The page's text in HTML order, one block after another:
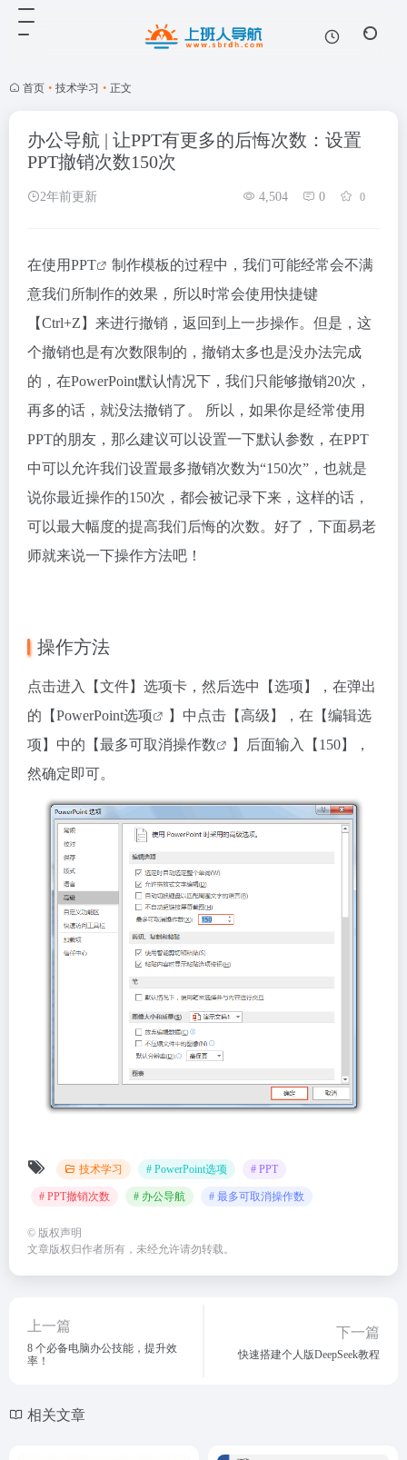
首页 • 技术学习 • 正文
办公导航 | 让PPT有更多的后悔次数：设置
PPT撤销次数150次
2年前更新 4,504 0 0
在使用PPT
制作模板的过程中，我们可能经常会不满
意我们所制作的效果，所以时常会使用快捷键
【Ctrl+Z】来进行撤销，返回到上一步操作。但是，这
个撤销也是有次数限制的，撤销太多也是没办法完成
的，在PowerPoint默认情况下，我们只能够撤销20次，
再多的话，就没法撤销了。 所以，如果你是经常使用
PPT的朋友，那么建议可以设置一下默认参数，在PPT
中可以允许我们设置最多撤销次数为“150次”，也就是
说你最近操作的150次，都会被记录下来，这样的话，
可以最大幅度的提高我们后悔的次数。好了，下面易老
师就来说一下操作方法吧！
操作方法
点击进入【文件】选项卡，然后选中【选项】，在弹出
的【PowerPoint选项
】中点击【高级】，在【编辑选
项】中的【最多可取消操作数
】后面输入【150】，
然确定即可。
技术学习 # PowerPoint选项 # PPT
# PPT撤销次数 # 办公导航 # 最多可取消操作数
© 版权声明
文章版权归作者所有，未经允许请勿转载。
上一篇
8 个必备电脑办公技能，提升效
率！
下一篇
快速搭建个人版DeepSeek教程
相关文章